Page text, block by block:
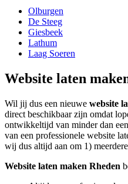
Olburgen
De Steeg
Giesbeek
Lathum
Laag Soeren
Website laten
Wil jij dus een nieuwe website
direct beschikbaar zijn omdat
ontwikkeltijd van minder dan
van een professionele website
wij dus altijd aan om 1)
Website laten maken Rheden